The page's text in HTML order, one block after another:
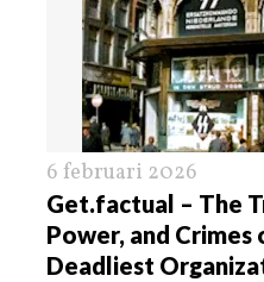
6 februari 2026
Get.factual – The
Power, and Crimes
Deadliest